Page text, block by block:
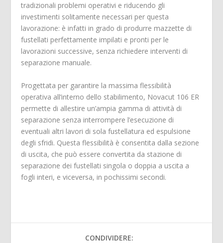
tradizionali problemi operativi e riducendo gli
investimenti solitamente necessari per questa
lavorazione: è infatti in grado di produrre mazzette di
fustellati perfettamente impilati e pronti per le
lavorazioni successive, senza richiedere interventi di
separazione manuale.
Progettata per garantire la massima flessibilità
operativa all’interno dello stabilimento, Novacut 106 ER
permette di allestire un’ampia gamma di attività di
separazione senza interrompere l’esecuzione di
eventuali altri lavori di sola fustellatura ed espulsione
degli sfridi. Questa flessibilità è consentita dalla sezione
di uscita, che può essere convertita da stazione di
separazione dei fustellati singola o doppia a uscita a
fogli interi, e viceversa, in pochissimi secondi.
CONDIVIDERE: